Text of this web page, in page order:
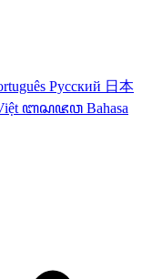
Русский 日本
ꦧꦱꦗꦮ Bahasa